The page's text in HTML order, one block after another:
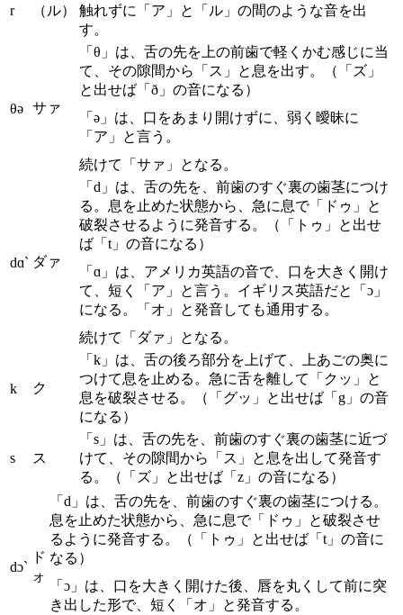
r （ル）
触れずに「ア」と「ル」の間のような音を出
す。
θə サァ
「θ」は、舌の先を上の前歯で軽くかむ感じに当
て、その隙間から「ス」と息を出す。（「ズ」
と出せば「ð」の音になる）
「ə」は、口をあまり開けずに、弱く曖昧に
「ア」と言う。
続けて「サァ」となる。
dɑ` ダァ
「d」は、舌の先を、前歯のすぐ裏の歯茎につけ
る。息を止めた状態から、急に息で「ドゥ」と
破裂させるように発音する。（「トゥ」と出せ
ば「t」の音になる）
「ɑ」は、アメリカ英語の音で、口を大きく開け
て、短く「ア」と言う。イギリス英語だと「ɔ」
になる。「オ」と発音しても通用する。
続けて「ダァ」となる。
k ク
「k」は、舌の後ろ部分を上げて、上あごの奥に
つけて息を止める。急に舌を離して「クッ」と
息を破裂させる。（「グッ」と出せば「g」の音
になる）
s ス
「s」は、舌の先を、前歯のすぐ裏の歯茎に近づ
けて、その隙間から「ス」と息を出して発音す
る。（「ズ」と出せば「z」の音になる）
dɔ`
ド
ォ
「d」は、舌の先を、前歯のすぐ裏の歯茎につける。
息を止めた状態から、急に息で「ドゥ」と破裂させ
るように発音する。（「トゥ」と出せば「t」の音に
なる）
「ɔ」は、口を大きく開けた後、唇を丸くして前に突
き出した形で、短く「オ」と発音する。